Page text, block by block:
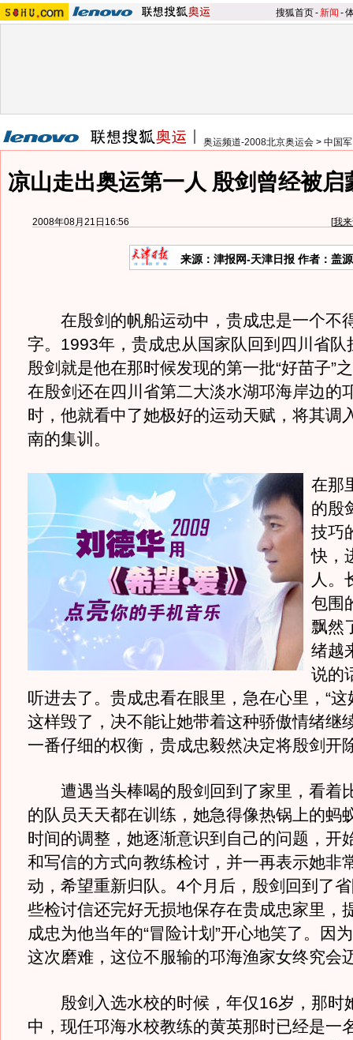
搜狐首页-新闻 -
奥运频道-2008北京奥运会 > 中国
凉山走出奥运第一人 殷剑曾经被启
2008年08月21日16:56 [我
来源：津报网-天津日报 作者：盖
在殷剑的帆船运动中，贵成忠是一个不
字。1993年，贵成忠从国家队回到四川省队
殷剑就是他在那时候发现的第一批“好苗子”
在殷剑还在四川省第二大淡水湖邛海岸边的
时，他就看中了她极好的运动天赋，将其调
南的集训。
在那
的殷
技巧
快，
人。
包围
飘然
绪越
说的
听进去了。贵成忠看在眼里，急在心里，“
这样毁了，决不能让她带着这种骄傲情绪继
一番仔细的权衡，贵成忠毅然决定将殷剑开
遭遇当头棒喝的殷剑回到了家里，看着
的队员天天都在训练，她急得像热锅上的蚂
时间的调整，她逐渐意识到自己的问题，开
和写信的方式向教练检讨，并一再表示她非
动，希望重新归队。4个月后，殷剑回到了
些检讨信还完好无损地保存在贵成忠家里，
成忠为他当年的“冒险计划”开心地笑了。因
这次磨难，这位不服输的邛海渔家女终究会
殷剑入选水校的时候，年仅16岁，那时
中，现任邛海水校教练的黄英那时已经是一